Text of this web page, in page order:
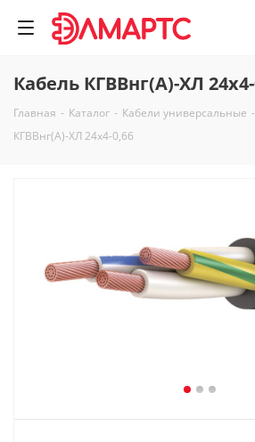
Кабель КГВВнг(А)-ХЛ
Главная - Каталог - Кабели универсальные -
КГВВнг(А)-ХЛ 24х4-0,66